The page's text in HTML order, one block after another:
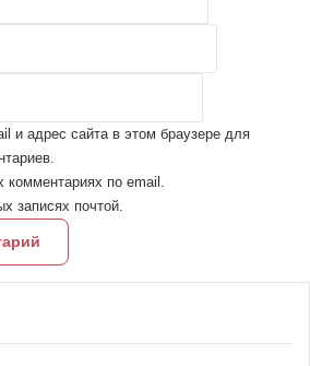
и адрес сайта в этом браузере для
по email.
записях почтой.